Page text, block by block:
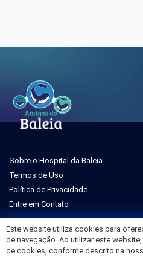
Sobre o Hospital da Baleia
Termos de Uso
Política de Privacidade
Entre em Contato
Este website utiliza cookies para
de navegação. Ao utilizar este
de cookies, conforme descrito na